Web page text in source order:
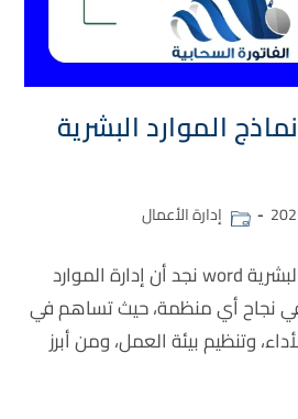
تحميل أهم 10 نماذج الموارد البشرية
إدارة الأعمال
عند ذكر نماذج الموارد البشرية word نجد أن إدارة الموارد
في نجاح أي منظمة، حيث تساهم في
وتنظيم بيئة العمل، ومن أبرز